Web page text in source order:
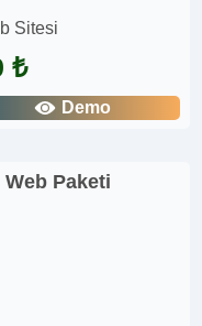
Sitesi
₺
Demo